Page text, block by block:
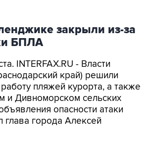
закрыли из-за
БПЛА
INTERFAX.RU - Власти
край) решили
пляжей курорта, а также
и Дивноморском сельских
опасности атаки
города Алексей